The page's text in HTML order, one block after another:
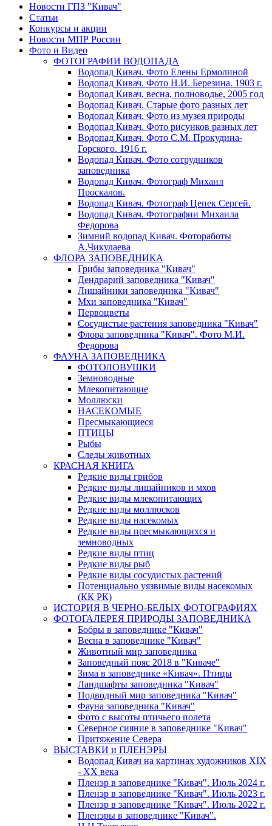
Новости ГПЗ "Кивач"
Статьи
Конкурсы и акции
Новости МПР России
Фото и Видео
ФОТОГРАФИИ ВОДОПАДА
Водопад Кивач. Фото Елены Ермолиной
Водопад Кивач. Фото Н.И. Березина. 1903 г.
Водопад Кивач, весна, полноводье, 2005 год
Водопад Кивач. Старые фото разных лет
Водопад Кивач. Фото из музея природы
Водопад Кивач. Фото рисунков разных лет
Водопад Кивач. Фото С.М. Прокудина-
Горского. 1916 г.
Водопад Кивач. Фото сотрудников
заповедника
Водопад Кивач. Фотограф Михаил
Проскалов.
Водопад Кивач. Фотограф Цепек Сергей.
Водопад Кивач. Фотографии Михаила
Федорова
Зимний водопад Кивач. Фотоработы
А.Чикулаева
ФЛОРА ЗАПОВЕДНИКА
Грибы заповедника "Кивач"
Дендрарий заповедника "Кивач"
Лишайники заповедника "Кивач"
Мхи заповедника "Кивач"
Первоцветы
Сосудистые растения заповедника "Кивач"
Флора заповедника "Кивач". Фото М.И.
Федорова
ФАУНА ЗАПОВЕДНИКА
ФОТОЛОВУШКИ
Земноводные
Млекопитающие
Моллюски
НАСЕКОМЫЕ
Пресмыкающиеся
ПТИЦЫ
Рыбы
Следы животных
КРАСНАЯ КНИГА
Редкие виды грибов
Редкие виды лишайников и мхов
Редкие виды млекопитающих
Редкие виды моллюсков
Редкие виды насекомых
Редкие виды пресмыкающихся и
земноводных
Редкие виды птиц
Редкие виды рыб
Редкие виды сосудистых растений
Потенциально уязвимые виды насекомых
(КК РК)
ИСТОРИЯ В ЧЕРНО-БЕЛЫХ ФОТОГРАФИЯХ
ФОТОГАЛЕРЕЯ ПРИРОДЫ ЗАПОВЕДНИКА
Бобры в заповеднике "Кивач"
Весна в заповеднике "Кивач"
Животный мир заповедника
Заповедный пояс 2018 в "Киваче"
Зима в заповеднике «Кивач». Птицы
Ландшафты заповедника "Кивач"
Подводный мир заповедника "Кивач"
Фауна заповедника "Кивач"
Фото с высоты птичьего полета
Северное сияние в заповеднике "Кивач"
Притяжение Севера
ВЫСТАВКИ и ПЛЕНЭРЫ
Водопад Кивач на картинах художников XIX
- XX века
Пленэр в заповеднике "Кивач". Июль 2024 г.
Пленэр в заповеднике "Кивач". Июль 2023 г.
Пленэр в заповеднике "Кивач". Июль 2022 г.
Пленэры в заповеднике "Кивач".